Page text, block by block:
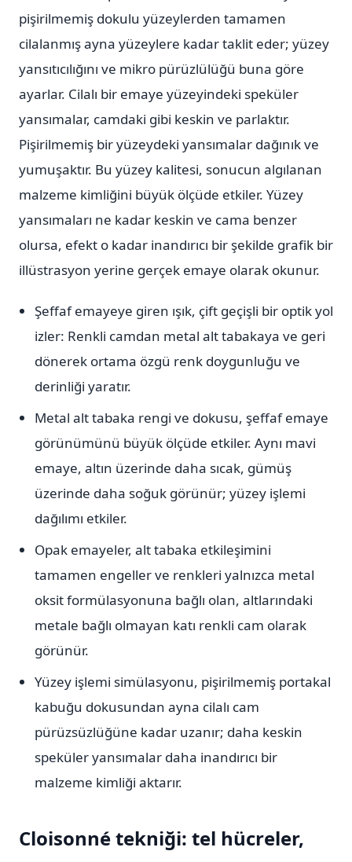
pişirilmemiş dokulu yüzeylerden tamamen
cilalanmış ayna yüzeylere kadar taklit eder; yüzey
yansıtıcılığını ve mikro pürüzlülüğü buna göre
ayarlar. Cilalı bir emaye yüzeyindeki speküler
yansımalar, camdaki gibi keskin ve parlaktır.
Pişirilmemiş bir yüzeydeki yansımalar dağınık ve
yumuşaktır. Bu yüzey kalitesi, sonucun algılanan
malzeme kimliğini büyük ölçüde etkiler. Yüzey
yansımaları ne kadar keskin ve cama benzer
olursa, efekt o kadar inandırıcı bir şekilde grafik bir
illüstrasyon yerine gerçek emaye olarak okunur.
Şeffaf emayeye giren ışık, çift geçişli bir optik yol
izler: Renkli camdan metal alt tabakaya ve geri
dönerek ortama özgü renk doygunluğu ve
derinliği yaratır.
Metal alt tabaka rengi ve dokusu, şeffaf emaye
görünümünü büyük ölçüde etkiler. Aynı mavi
emaye, altın üzerinde daha sıcak, gümüş
üzerinde daha soğuk görünür; yüzey işlemi
dağılımı etkiler.
Opak emayeler, alt tabaka etkileşimini
tamamen engeller ve renkleri yalnızca metal
oksit formülasyonuna bağlı olan, altlarındaki
metale bağlı olmayan katı renkli cam olarak
görünür.
Yüzey işlemi simülasyonu, pişirilmemiş portakal
kabuğu dokusundan ayna cilalı cam
pürüzsüzlüğüne kadar uzanır; daha keskin
speküler yansımalar daha inandırıcı bir
malzeme kimliği aktarır.
Cloisonné tekniği: tel hücreler,